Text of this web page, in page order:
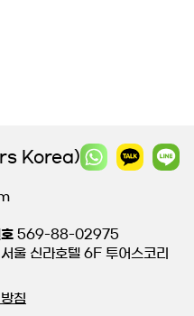
Korea)
569-88-02975
울 신라호텔 6F 투어스코리
침